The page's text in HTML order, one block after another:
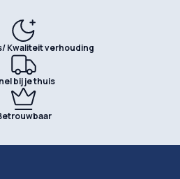
Kwaliteit verhouding
bij je thuis